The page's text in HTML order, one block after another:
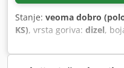
Stanje: veoma dobro
KS), vrsta goriva: dizel,
,
15.109 h, Opšte